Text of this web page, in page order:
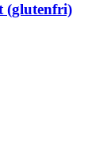
(glutenfri)